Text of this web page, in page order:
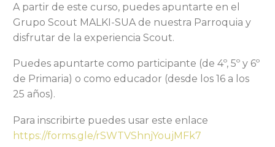
A partir de este curso, puedes apuntarte en el
Grupo Scout MALKI-SUA de nuestra Parroquia y
disfrutar de la experiencia Scout.
Puedes apuntarte como participante (de 4º, 5º y 6º
de Primaria) o como educador (desde los 16 a los
25 años).
Para inscribirte puedes usar este enlace
https://forms.gle/rSWTVShnjYoujMFk7